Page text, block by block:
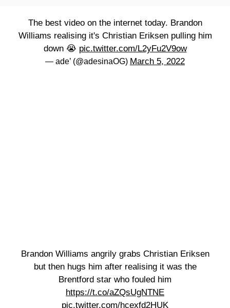
The best video on the internet today. Brandon
Williams realising it's Christian Eriksen pulling him
down 😭 pic.twitter.com/L2yFu2V9ow
— ade’ (@adesinaOG) March 5, 2022
Brandon Williams angrily grabs Christian Eriksen
but then hugs him after realising it was the
Brentford star who fouled him
https://t.co/aZQsUgNTNE
pic.twitter.com/hcexfd2HUK